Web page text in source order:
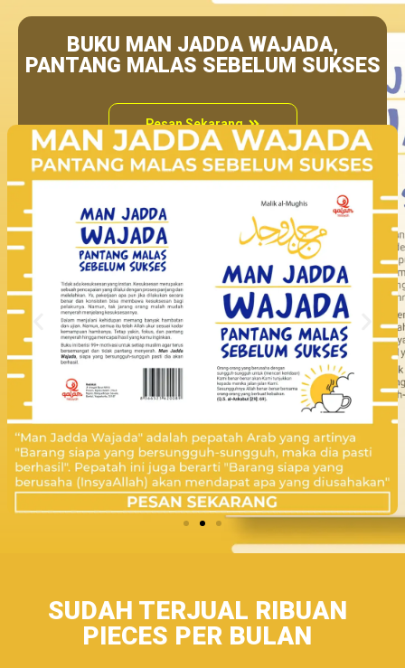
BUKU MAN JADDA WAJADA,
PANTANG MALAS SEBELUM SUKSES
Pesan Sekarang
SUDAH TERJUAL RIBUAN
PIECES PER BULAN